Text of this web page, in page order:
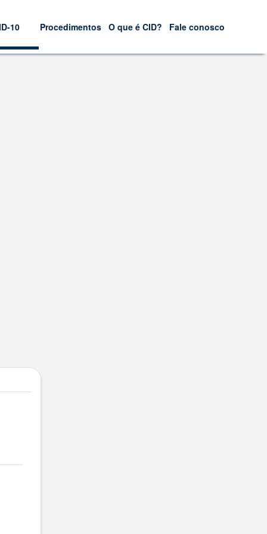
10 Procedimentos O que é CID? Fale conosco